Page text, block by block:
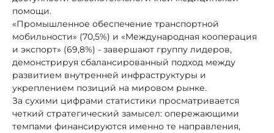
помощи.
«Промышленное обеспечение транспортной
мобильности» (70,5%) и «Международная кооперация
и экспорт» (69,8%) - завершают группу лидеров,
демонстрируя сбалансированный подход между
развитием внутренней инфраструктуры и
укреплением позиций на мировом рынке.
За сухими цифрами статистики просматривается
четкий стратегический замысел: опережающими
темпами финансируются именно те направления,